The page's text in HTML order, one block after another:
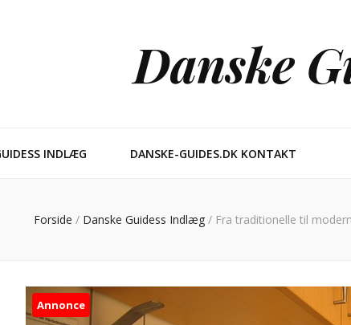
Danske
INDLÆG DANSKE-GUIDES.DK KONTAKT
Forside / Danske Guidess Indlæg / Fra traditionelle til
Annonce